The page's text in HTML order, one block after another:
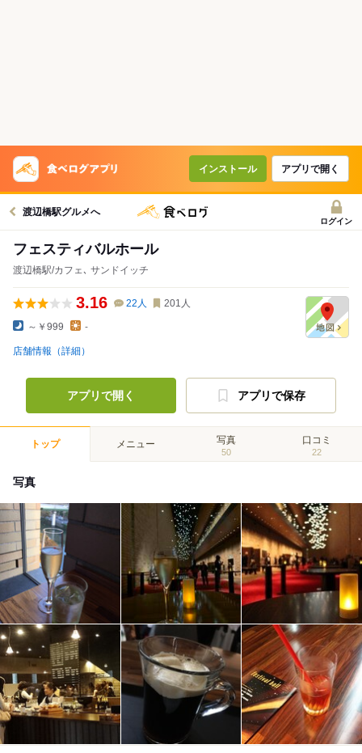
インストール アプリで開く
渡辺橋駅グルメへ
ログイン
フェスティバルホール
渡辺橋駅/カフェ､ サンドイッチ
3.16 22 人 201 人
～￥999 -
店舗情報（詳細）
アプリで開く アプリで保存
トップ メニュー 写真
50
口コミ
22
写真